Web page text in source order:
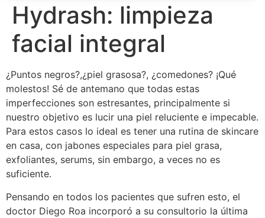
Hydrash: limpieza
facial integral
¿Puntos negros?,¿piel grasosa?, ¿comedones? ¡Qué
molestos! Sé de antemano que todas estas
imperfecciones son estresantes, principalmente si
nuestro objetivo es lucir una piel reluciente e impecable.
Para estos casos lo ideal es tener una rutina de skincare
en casa, con jabones especiales para piel grasa,
exfoliantes, serums, sin embargo, a veces no es
suficiente.
Pensando en todos los pacientes que sufren esto, el
doctor Diego Roa incorporó a su consultorio la última